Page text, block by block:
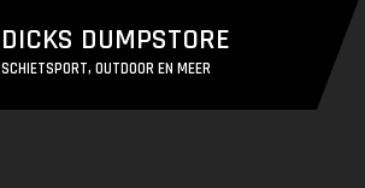
DICKS DUMPSTORE
SCHIETSPORT, OUTDOOR EN MEER